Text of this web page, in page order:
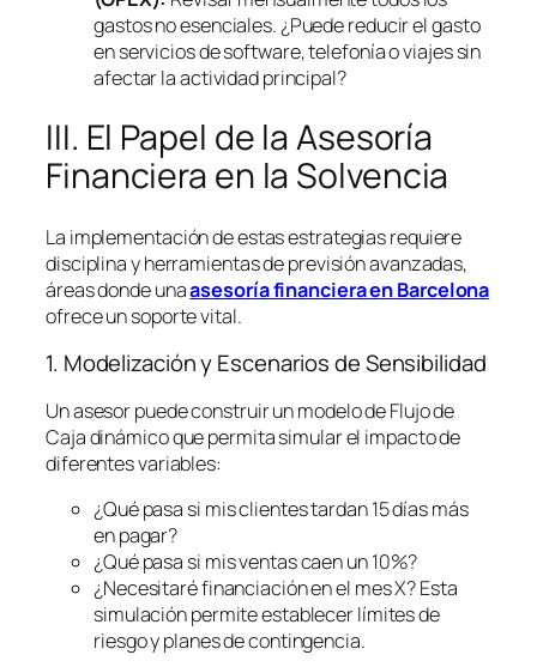
gastos no esenciales. ¿Puede reducir el gasto
en servicios desoftware, telefonía o viajes sin
afectar la actividad principal?
III. El Papel de la Asesoría
Financiera en la Solvencia
La implementación de estas estrategias requiere
disciplina y herramientas de previsión avanzadas,
áreas donde unaasesoría financiera en Barcelona
ofrece un soporte vital.
1. Modelización y Escenarios de Sensibilidad
Un asesor puede construir un modelo de Flujo de
Caja dinámico que permita simular el impacto de
diferentes variables:
¿Qué pasa si mis clientes tardan 15 días más
en pagar?
¿Qué pasa si mis ventas caen un 10%?
¿Necesitaré financiación en el mes X? Esta
simulación permite establecer límites de
riesgo y planes de contingencia.